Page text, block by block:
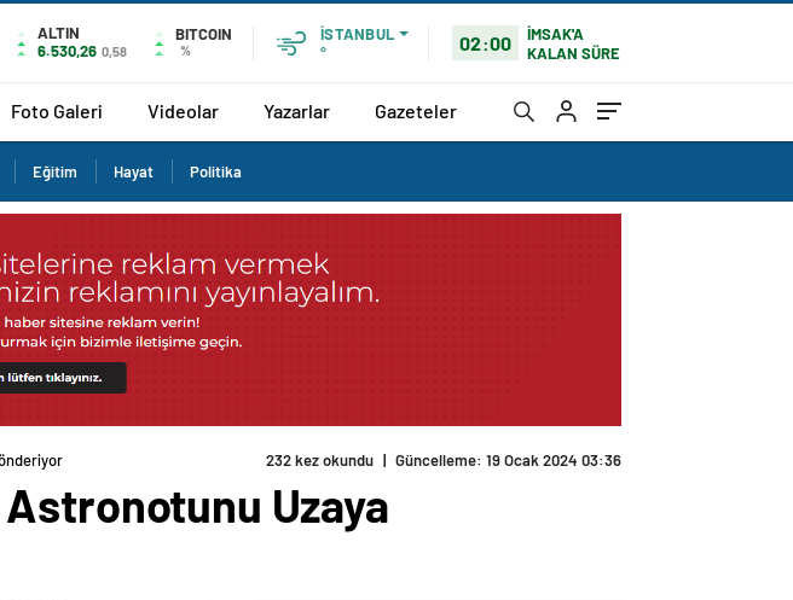
ALTIN
6.530,26 0,58
BITCOIN
%
İSTANBUL
°
02:00
İMSAK'A
KALAN SÜRE
Foto Galeri Videolar Yazarlar Gazeteler
Eğitim Hayat Politika
232 kez okundu | Güncelleme: 19 Ocak 2024 03:36
Uzaya